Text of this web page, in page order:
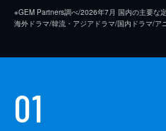
※GEM Partners調べ/2026年7⽉ 国内の主要な
海外ドラマ/韓流・アジアドラマ/国内ドラマ/ア
01